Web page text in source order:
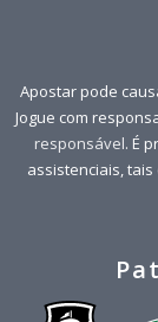
Apostar pode
Jogue com
responsável. É
assistenciais, tais